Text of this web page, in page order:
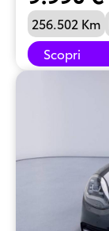
256.502 Km
Scopri